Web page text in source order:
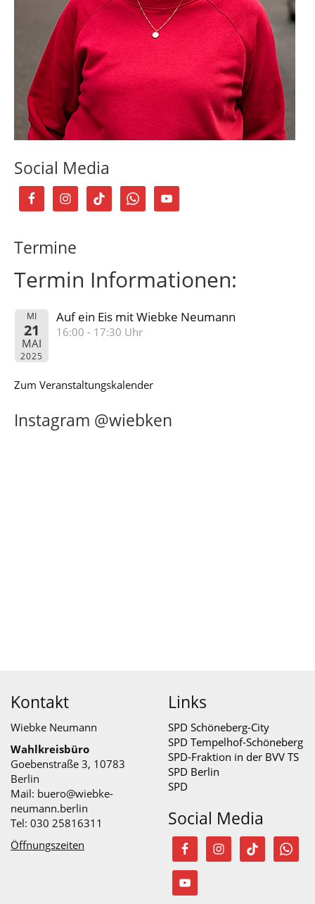
Social Media
Termine
Termin Informationen:
MI
21
MAI
2025
Auf ein Eis mit Wiebke Neumann
16:00 - 17:30 Uhr
Zum Veranstaltungskalender
Instagram @wiebken
Kontakt
Wiebke Neumann
Wahlkreisbüro
Goebenstraße 3, 10783
Berlin
Mail: buero@wiebke-
neumann.berlin
Tel: 030 25816311
Öffnungszeiten
Links
SPD Schöneberg-City
SPD Tempelhof-Schöneberg
SPD-Fraktion in der BVV TS
SPD Berlin
SPD
Social Media